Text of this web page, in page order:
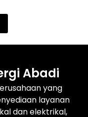
Abadi
yang
layanan
dan elektrikal,